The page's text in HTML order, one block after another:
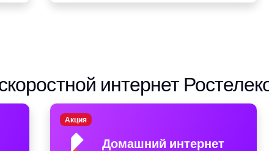
интернет
Домашний интернет
Акция